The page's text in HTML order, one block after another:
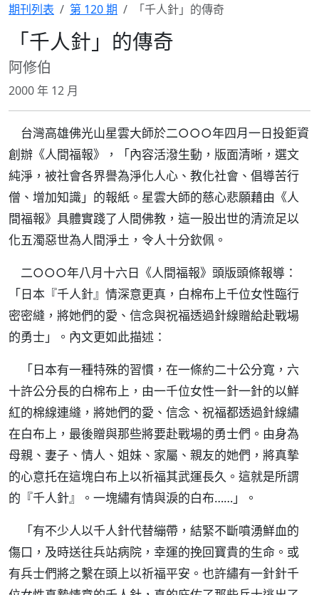
期刊列表 第 120 期 「千人針」的傳奇
「千人針」的傳奇
阿修伯
2000 年 12 月
台灣高雄佛光山星雲大師於二○○○年四月一日投鉅資
創辦《人間福報》，「內容活潑生動，版面清晰，選文
純淨，被社會各界譽為淨化人心、教化社會、倡導苦行
僧、增加知識」的報紙。星雲大師的慈心悲願藉由《人
間福報》具體實踐了人間佛教，這一股出世的清流足以
化五濁惡世為人間淨土，令人十分欽佩。
二○○○年八月十六日《人間福報》頭版頭條報導：
「日本『千人針』情深意更真，白棉布上千位女性臨行
密密縫，將她們的愛、信念與祝福透過針線贈給赴戰場
的勇士」。內文更如此描述：
「日本有一種特殊的習慣，在一條約二十公分寬，六
十許公分長的白棉布上，由一千位女性一針一針的以鮮
紅的棉線連縫，將她們的愛、信念、祝福都透過針線繡
在白布上，最後贈與那些將要赴戰場的勇士們。由身為
母親、妻子、情人、姐妹、家屬、親友的她們，將真摯
的心意托在這塊白布上以祈福其武運長久。這就是所謂
的『千人針』。一塊繡有情與淚的白布……」。
「有不少人以千人針代替繃帶，結緊不斷噴湧鮮血的
傷口，及時送往兵站病院，幸運的挽回寶貴的生命。或
有兵士們將之繫在頭上以祈福平安。也許繡有一針針千